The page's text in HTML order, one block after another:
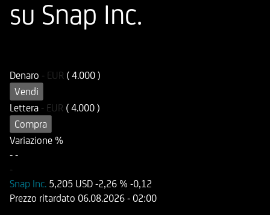
su Snap Inc.
Denaro - EUR ( 4.000 )
Vendi
Lettera - EUR ( 4.000 )
Compra
Variazione %
- -
-
Snap Inc. 5,205 USD -2,26 % -0,12
Prezzo ritardato 06.08.2026 - 02:00